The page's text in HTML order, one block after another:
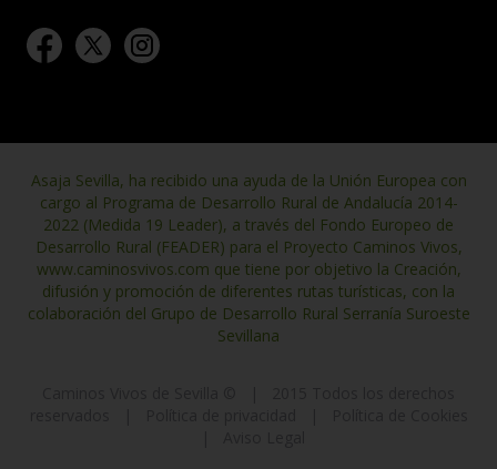
Asaja Sevilla, ha recibido una ayuda de la Unión Europea con
cargo al Programa de Desarrollo Rural de Andalucía 2014-
2022 (Medida 19 Leader), a través del Fondo Europeo de
Desarrollo Rural (FEADER) para el Proyecto Caminos Vivos,
www.caminosvivos.com que tiene por objetivo la Creación,
difusión y promoción de diferentes rutas turísticas, con la
colaboración del Grupo de Desarrollo Rural Serranía Suroeste
Sevillana